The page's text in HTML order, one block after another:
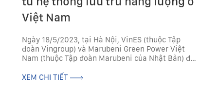
Việt Nam
Ngày 18/5/2023, tại Hà Nội, VinES (thuộc Tập
đoàn Vingroup) và Marubeni Green Power Việt
Nam (thuộc Tập đoàn Marubeni của Nhật Bản) đã
dụng hệ thống pin lưu trữ năng lượng (BESS) tại
XEM CHI TIẾT